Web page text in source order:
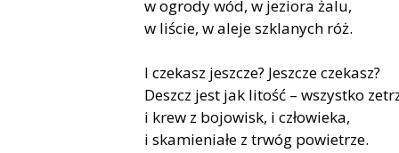
w ogrody wód, w jeziora żalu,
w liście, w aleje szklanych róż.
I czekasz jeszcze? Jeszcze czekasz?
Deszcz jest jak litość – wszystko
i krew z bojowisk, i człowieka,
i skamieniałe z trwóg powietrze.